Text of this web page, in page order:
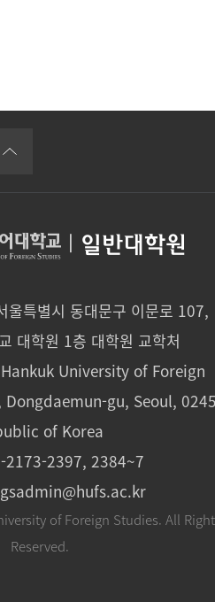
일반대학원
울특별시 동대문구 이문로 107,
대학원 1층 대학원 교학처
University of Foreign
gu, Seoul,
of Korea
2173-2397, 2384~7
gsadmin@hufs.ac.kr
of Foreign Studies. All
Reserved.